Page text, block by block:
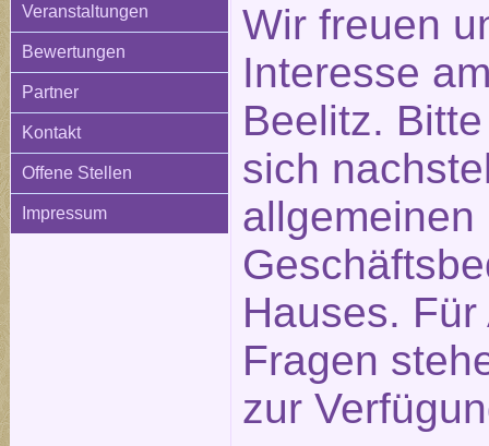
Veranstaltungen
Bewertungen
Partner
Kontakt
Offene Stellen
Impressum
Wir freuen
Interesse
Beelitz.
sich
allgemeinen
Hauses.
Fragen
zur